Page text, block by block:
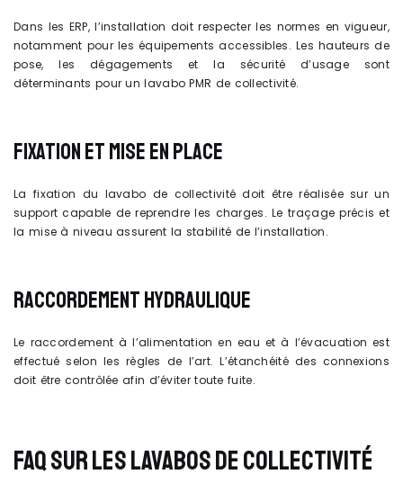
Dans les ERP, l’installation doit respecter les normes en vigueur,
notamment pour les équipements accessibles. Les hauteurs de
pose, les dégagements et la sécurité d’usage sont
déterminants pour un lavabo PMR de collectivité.
FIXATION ET MISE EN PLACE
La fixation du lavabo de collectivité doit être réalisée sur un
support capable de reprendre les charges. Le traçage précis et
la mise à niveau assurent la stabilité de l’installation.
RACCORDEMENT HYDRAULIQUE
Le raccordement à l’alimentation en eau et à l’évacuation est
effectué selon les règles de l’art. L’étanchéité des connexions
doit être contrôlée afin d’éviter toute fuite.
FAQ SUR LES LAVABOS DE COLLECTIVITÉ